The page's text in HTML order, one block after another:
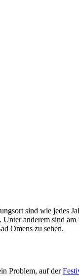
sind wie jedes
anderem sind
Omens zu sehen.
Problem, auf der